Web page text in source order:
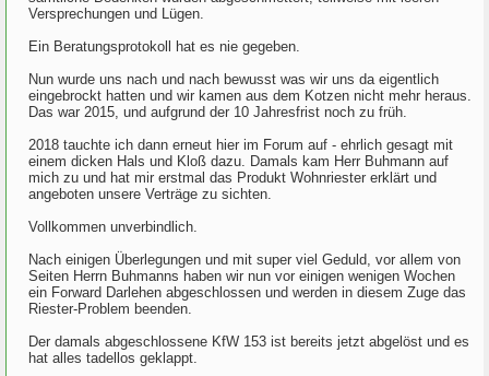
Versprechungen und Lügen.
Ein Beratungsprotokoll hat es nie gegeben.
Nun wurde uns nach und nach bewusst was wir uns da eigentlich
eingebrockt hatten und wir kamen aus dem Kotzen nicht mehr heraus.
Das war 2015, und aufgrund der 10 Jahresfrist noch zu früh.
2018 tauchte ich dann erneut hier im Forum auf - ehrlich gesagt mit
einem dicken Hals und Kloß dazu. Damals kam Herr Buhmann auf
mich zu und hat mir erstmal das Produkt Wohnriester erklärt und
angeboten unsere Verträge zu sichten.
Vollkommen unverbindlich.
Nach einigen Überlegungen und mit super viel Geduld, vor allem von
Seiten Herrn Buhmanns haben wir nun vor einigen wenigen Wochen
ein Forward Darlehen abgeschlossen und werden in diesem Zuge das
Riester-Problem beenden.
Der damals abgeschlossene KfW 153 ist bereits jetzt abgelöst und es
hat alles tadellos geklappt.